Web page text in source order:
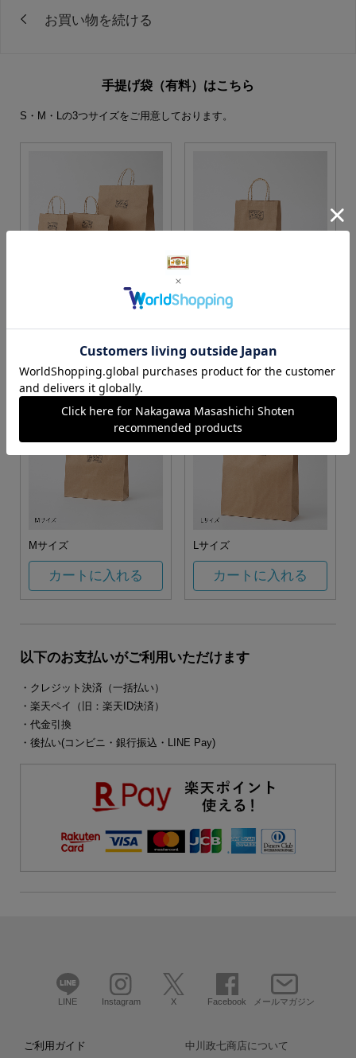
手提げ袋（有料）はこちら
S・M・Lの3つサイズをご用意しております。
S・M・Lサイズより当店に
カートに入れる
Sサイズ
カートに入れる
Mサイズ
カートに入れる
Lサイズ
カートに入れる
以下のお支払いがご利用いただけます
・クレジット決済（一括払い）
・楽天ペイ（旧：楽天ID決済）
・代金引換
・後払い(コンビニ・銀行振込・LINE Pay)
LINE Instagram X Facebook メールマガジン
ご利用ガイド 中川政七商店について